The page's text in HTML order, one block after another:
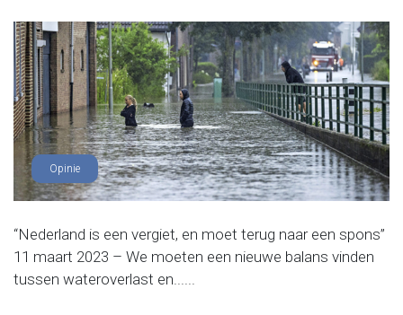
Opinie
“Nederland is een vergiet, en moet terug naar een spons”
11 maart 2023 – We moeten een nieuwe balans vinden
tussen wateroverlast en......